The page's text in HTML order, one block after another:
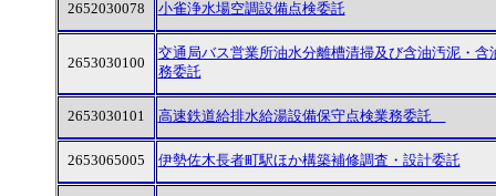
2652030078 小雀浄水場空調設備点検委託
2653030100
交通局バス営業所油水分離槽清掃及び含油汚泥・含
務委託
2653030101 高速鉄道給排水給湯設備保守点検業務委託
2653065005 伊勢佐木長者町駅ほか構築補修調査・設計委託